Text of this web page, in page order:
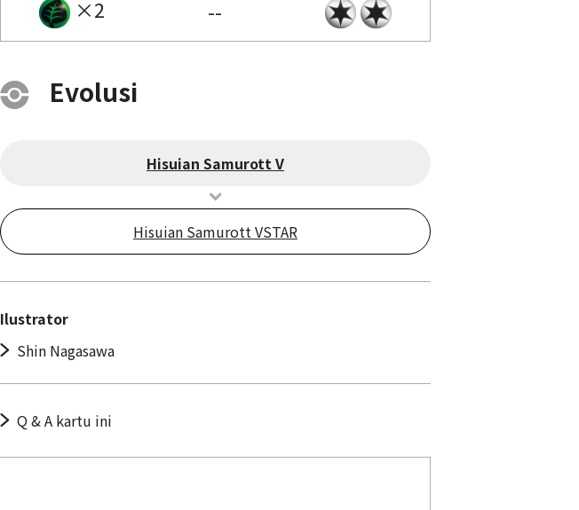
×2 --
Evolusi
Hisuian Samurott V
Hisuian Samurott VSTAR
Ilustrator
Shin Nagasawa
Q & A kartu ini